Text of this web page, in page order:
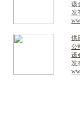
该
发
供
公
该
发